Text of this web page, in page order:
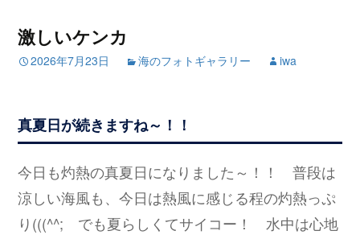
激しいケンカ
2026年7月23日 海のフォトギャラリー iwa
真夏日が続きますね～！！
今日も灼熱の真夏日になりました～！！ 普段は
涼しい海風も、今日は熱風に感じる程の灼熱っぷ
り(((^^; でも夏らしくてサイコー！ 水中は心地